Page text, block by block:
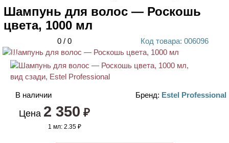
Шампунь для волос — Роскошь
цвета, 1000 мл
0 / 0 Код товара: 006096
ХИТ
В наличии Бренд: Estel Professional
Цена 2 350 ₽
1 мл:2.35 ₽